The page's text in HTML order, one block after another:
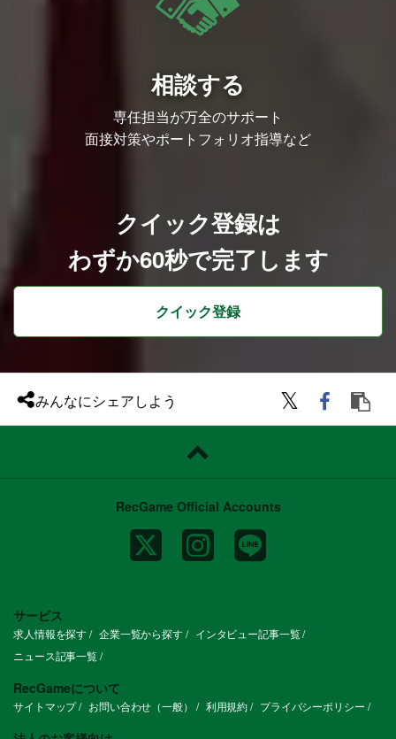
全社課題の優先順位に基づき、部門を超え
て「データ」と「業務」がシームレスにつ
要データを全社共通で活用するための「マ
スターデータマネジメント（MDM）」
や、申請・承認・情報連携プロセスの共通
化・統制（ワークフロー基盤の最適化な
ど）を推進します。
必須スキル
ューション提案・改善までを一貫して行っ
識（※解決の引き出しとして知見を持って
いること）
歓迎スキル
体最適への業務変革を主導した経験
ライン策定・社内啓蒙の経験
やデータガバナンスの設計・構築経験
ど異なるバックグラウンドを持つステーク
ホルダーとの折衝・コミュニケーション経
験
・当社のMISSION/VALUEに共感いただけ
・事業の成長フェーズを捉え、個別最適に
できる方
・特定の手段に固執せず、「何のための業
務か？（Why）」から思考をスタートでき
・各部署の事情を踏まえ、円滑なコミュニ
ケーションで適切な回答や提案ができる方
組織について
現在は、従来のITインフラ整備やヘルプデ
スクといった「守り」の役割から、全社の
業務改革やAI活用を推進する「攻め」の組
相談する
専任担当が万全のサポート
面接対策やポートフォリオ指導など
クイック登録は
わずか60秒で完了します
クイック登録
みんなにシェアしよう
RecGame Official Accounts
サービス
求人情報を探す 企業一覧から探す
インタビュー記事一覧
ニュース記事一覧
RecGameについて
サイトマップ お問い合わせ（一般） 利用規約 プライバシーポリシー